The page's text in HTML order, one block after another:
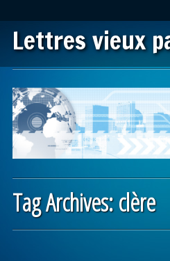
Lettres vieux
Main menu
Tag Archives:clère